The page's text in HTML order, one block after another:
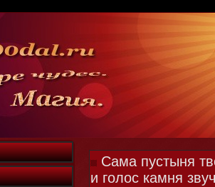
Сама пустыня
и голос камня